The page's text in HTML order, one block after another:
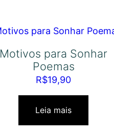
Motivos para Sonhar
Poemas
R$19,90
Leia mais